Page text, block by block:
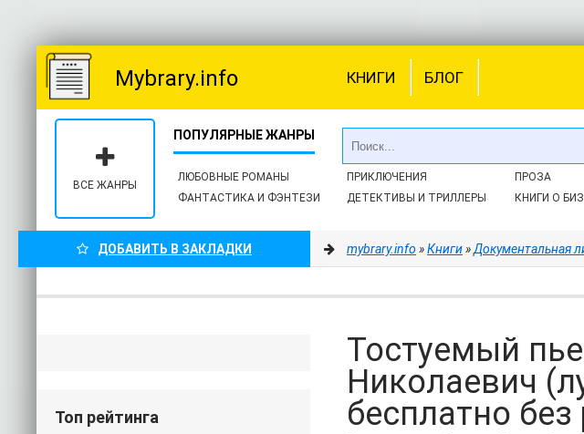
Mybrary.info КНИГИ БЛОГ
ЛЮБОВНЫЕ РОМАНЫ
ФАНТАСТИКА И ФЭНТЕЗИ
ПРИКЛЮЧЕНИЯ
ДЕТЕКТИВЫ И ТРИЛЛЕРЫ
ПРОЗА
КНИГИ О
ВСЕ ЖАНРЫ
ДОБАВИТЬ В ЗАКЛАДКИ mybrary.info »Книги»Документальная
Тостуемый
Николаевич
бесплатно без
Топ рейтинга